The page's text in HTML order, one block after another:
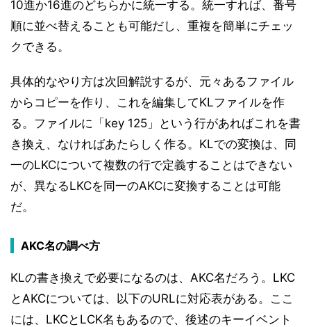
10進か16進のどちらかに統一する。統一すれば、番号
順に並べ替えることも可能だし、重複を簡単にチェッ
クできる。
具体的なやり方は次回解説するが、元々あるファイル
からコピーを作り、これを編集してKLファイルを作
る。ファイルに「key 125」という行があればこれを書
き換え、なければあたらしく作る。KLでの変換は、同
一のLKCについて複数の行で定義することはできない
が、異なるLKCを同一のAKCに変換することは可能
だ。
AKC名の調べ方
KLの書き換えで必要になるのは、AKC名だろう。LKC
とAKCについては、以下のURLに対応表がある。ここ
には、LKCとLCK名もあるので、後述のキーイベント